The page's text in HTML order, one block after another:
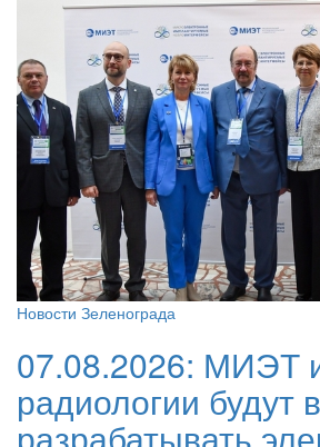
Новости Зеленограда
07.08.2026: МИЭТ
радиологии будут